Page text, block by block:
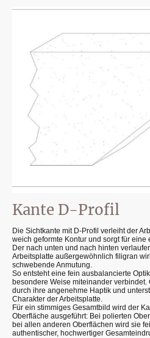
Kante D-Profil
Die Sichtkante mit D-Profil verleiht der
weich geformte Kontur und sorgt für
Der nach unten und nach hinten
Arbeitsplatte außergewöhnlich filigran
schwebende Anmutung.
So entsteht eine fein ausbalancierte
besondere Weise miteinander
durch ihre angenehme Haptik und
Charakter der Arbeitsplatte.
Für ein stimmiges Gesamtbild wird der
Oberfläche ausgeführt: Bei polierten
bei allen anderen Oberflächen wird sie
authentischer, hochwertiger